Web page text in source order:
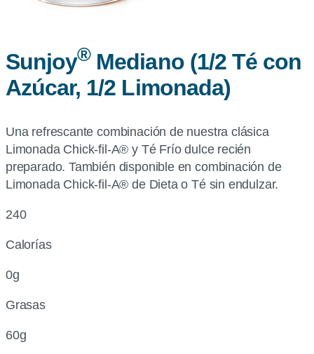
Sunjoy®Mediano (1/2 Té con
Azúcar, 1/2 Limonada)
Una refrescante combinación de nuestra clásica
Limonada Chick-fil-A® y Té Frío dulce recién
preparado. También disponible en combinación de
Limonada Chick-fil-A® de Dieta o Té sin endulzar.
240
Calorías
0g
Grasas
60g